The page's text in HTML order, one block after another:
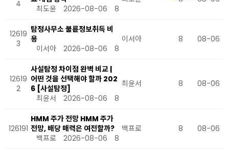
4
최도윤
2026-08-06 8
12619
3
탐정사무소 불륜정보취득 비
용
이서아
2026-08-06 8
이서아 8 08-06
12619
2
사설탐정 차이점 완벽 비교 |
어떤 것을 선택해야 할까 202
6 [사설탐정]
최윤서
2026-08-06 8
최윤서 8 08-06
126191
HMM 주가 전망 HMM 주가
전망, 배당 매력은 여전할까?
백프로
2026-08-06 8
백프로 8 08-06